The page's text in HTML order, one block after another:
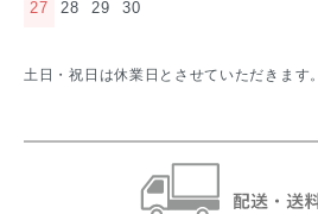
27 28 29 30
土日・祝日は休業日とさせていただきます。